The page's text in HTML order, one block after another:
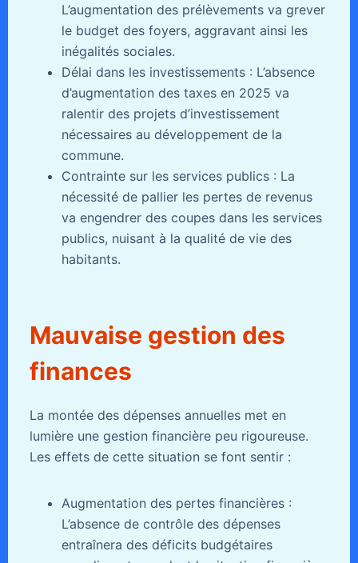
L’augmentation des prélèvements va grever
le budget des foyers, aggravant ainsi les
inégalités sociales.
Délai dans les investissements : L’absence
d’augmentation des taxes en 2025 va
ralentir des projets d’investissement
nécessaires au développement de la
commune.
Contrainte sur les services publics : La
nécessité de pallier les pertes de revenus
va engendrer des coupes dans les services
publics, nuisant à la qualité de vie des
habitants.
Mauvaise gestion des
finances
La montée des dépenses annuelles met en
lumière une gestion financière peu rigoureuse.
Les effets de cette situation se font sentir :
Augmentation des pertes financières :
L’absence de contrôle des dépenses
entraînera des déficits budgétaires